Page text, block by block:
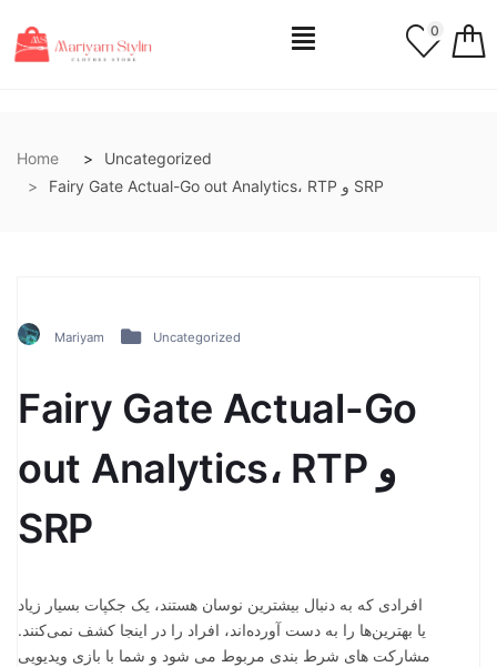
0
Home
Uncategorized
Fairy Gate Actual-Go out Analytics، RTP و SRP
Mariyam Uncategorized
Fairy Gate Actual-Go
out Analytics، RTP و
SRP
افرادی که به دنبال بیشترین نوسان هستند، یک جکپات بسیار زیاد
یا بهترین‌ها را به دست آورده‌اند، افراد را در اینجا کشف نمی‌کنند.
مشارکت های شرط بندی مربوط می شود و شما با بازی ویدیویی